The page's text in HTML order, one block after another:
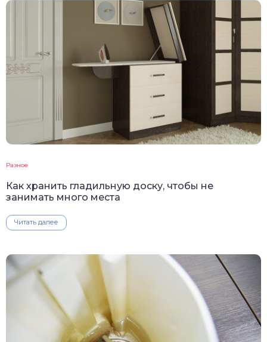
Разное
Как хранить гладильную доску, чтобы не
занимать много места
Читать далее